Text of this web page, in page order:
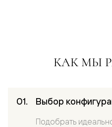
КАК МЫ
Выбор
Подобрать